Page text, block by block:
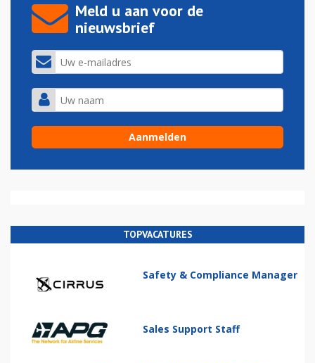
Meld u aan voor de
nieuwsbrief
TOPVACATURES
Safety & Compliance Manager
Sales Support Staff